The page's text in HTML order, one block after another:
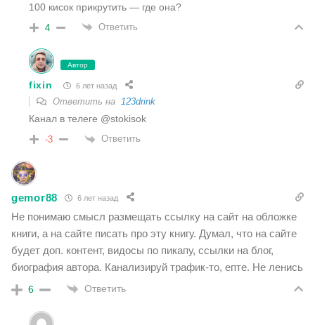
100 кисок прикрутить — где она?
4 Ответить
Автор
fixin 6 лет назад
Ответить на 123drink
Канал в телеге @stokisok
-3 Ответить
gemor88 6 лет назад
Не понимаю смысл размещать ссылку на сайт на обложке
книги, а на сайте писать про эту книгу. Думал, что на сайте
будет доп. контент, видосы по пикапу, ссылки на блог,
биография автора. Канализируй трафик-то, епте. Не ленись
6 Ответить